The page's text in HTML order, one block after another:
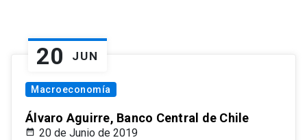
20 JUN
Macroeconomía
Álvaro Aguirre, Banco Central de Chile
20 de Junio de 2019